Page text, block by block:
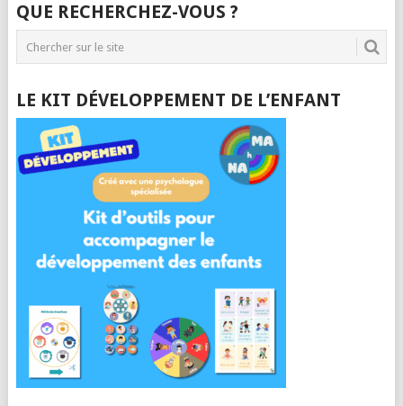
QUE RECHERCHEZ-VOUS ?
LE KIT DÉVELOPPEMENT DE L’ENFANT